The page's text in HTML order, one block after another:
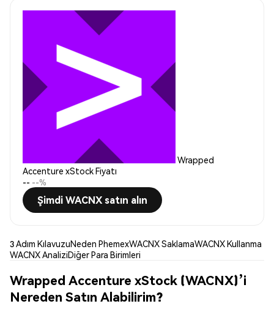
Wrapped
Accenture xStock Fiyatı
-- --%
Şimdi WACNX satın alın
3 Adım KılavuzuNeden PhemexWACNX SaklamaWACNX Kullanma
WACNX AnaliziDiğer Para Birimleri
Wrapped Accenture xStock (WACNX)’i
Nereden Satın Alabilirim?